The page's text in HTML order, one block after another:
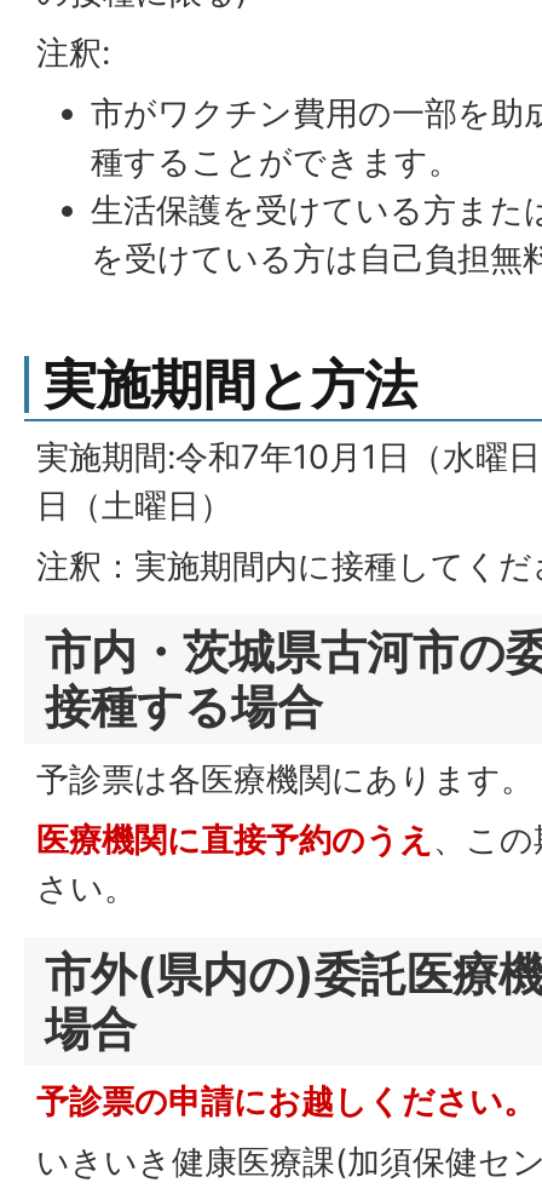
注釈:
市がワクチン費用の一部を助
種することができます。
生活保護を受けている方また
を受けている方は自己負担無
実施期間と方法
実施期間:令和7年10月1日（水曜
日（土曜日）
注釈：実施期間内に接種してく
市内・茨城県古河市の
接種する場合
予診票は各医療機関にあります。
医療機関に直接予約のうえ 、こ
さい。
市外(県内の)委託医療
場合
予診票の申請にお越しください。
いきいき健康医療課(加須保健セ